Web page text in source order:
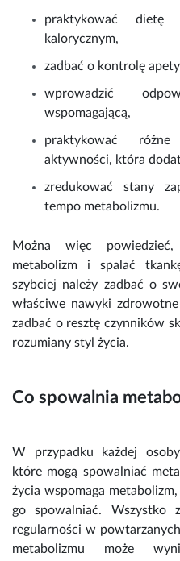
praktykować dietę
kalorycznym,
zadbać o kontrolę
wprowadzić
wspomagającą,
praktykować
aktywności, która
zredukować stany
tempo metabolizmu.
Można więc
metabolizm i spalać
szybciej należy zadbać o
właściwe nawyki
zadbać o resztę czynników
rozumiany styl życia.
Co spowalnia
W przypadku każdej
które mogą spowalniać
życia wspomaga
go spowalniać. Wszystko
regularności w
metabolizmu może